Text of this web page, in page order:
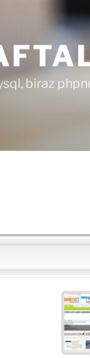
biraz